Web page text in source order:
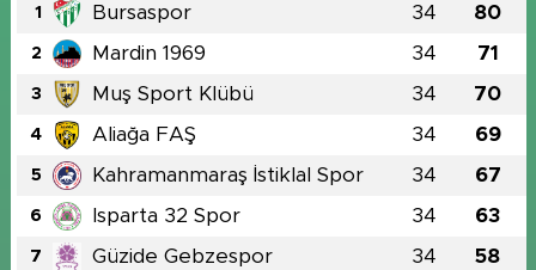
1 Bursaspor 34 80
2 Mardin 1969 34 71
3 Muş Sport Klübü 34 70
4 Aliağa FAŞ 34 69
5 Kahramanmaraş İstiklal Spor 34 67
6 Isparta 32 Spor 34 63
7 Güzide Gebzespor 34 58